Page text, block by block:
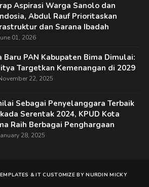
Aspirasi Warga Sanolo dan
Abdul Rauf Prioritaskan
dan Sarana Ibadah
01, 2026
Baru PAN Kabupaten Bima Dimulai:
Targetkan Kemenangan di 2029
22, 2025
Sebagai Penyelanggara Terbaik
Serentak 2024, KPUD Kota
Raih Berbagai Penghargaan
28, 2025
&IT CUSTOMIZE BYNURDIN MICKY